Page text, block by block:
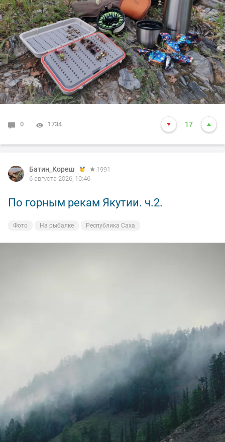
0 1734 17
Батин_Кореш
1991
6 августа 2026, 10:46
По горным рекам Якутии. ч.2.
Фото На рыбалке Республика Саха